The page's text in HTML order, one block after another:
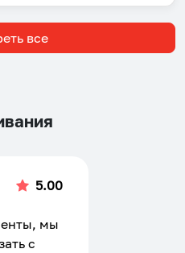
все
5.00
мы
с